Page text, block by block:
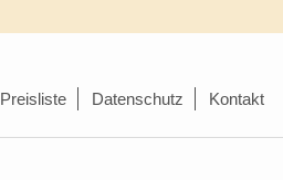
Preisliste Datenschutz Kontakt